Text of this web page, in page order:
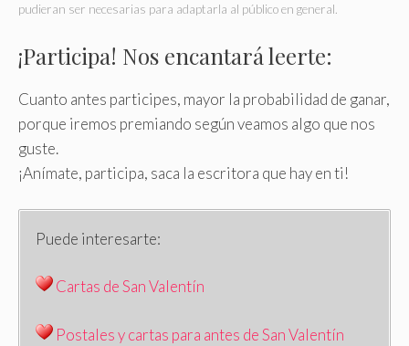
pudieran ser necesarias para adaptarla al público en general.
¡Participa! Nos encantará leerte:
Cuanto antes participes, mayor la probabilidad de ganar,
porque iremos premiando según veamos algo que nos
guste.
¡Anímate, participa, saca la escritora que hay en ti!
Puede interesarte:
Cartas de San Valentín
Postales y cartas para antes de San Valentín